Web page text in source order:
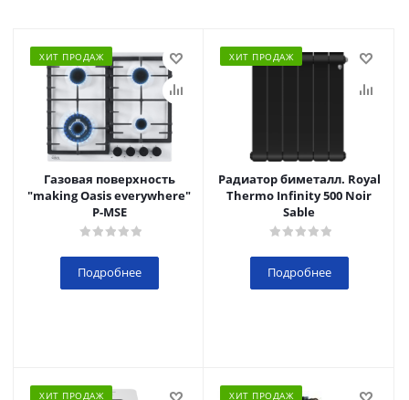
ХИТ ПРОДАЖ
Газовая поверхность
"making Oasis everywhere"
P-MSE
Подробнее
ХИТ ПРОДАЖ
Радиатор биметалл. Royal
Thermo Infinity 500 Noir
Sable
Подробнее
ХИТ ПРОДАЖ ХИТ ПРОДАЖ